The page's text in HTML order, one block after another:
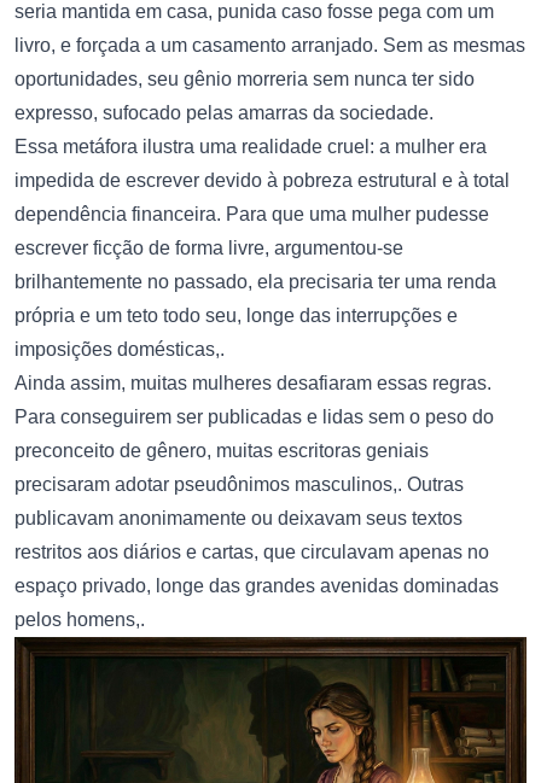
seria mantida em casa, punida caso fosse pega com um
livro, e forçada a um casamento arranjado. Sem as mesmas
oportunidades, seu gênio morreria sem nunca ter sido
expresso, sufocado pelas amarras da sociedade.
Essa metáfora ilustra uma realidade cruel: a mulher era
impedida de escrever devido à pobreza estrutural e à total
dependência financeira. Para que uma mulher pudesse
escrever ficção de forma livre, argumentou-se
brilhantemente no passado, ela precisaria ter uma renda
própria e um teto todo seu, longe das interrupções e
imposições domésticas,.
Ainda assim, muitas mulheres desafiaram essas regras.
Para conseguirem ser publicadas e lidas sem o peso do
preconceito de gênero, muitas escritoras geniais
precisaram adotar pseudônimos masculinos,. Outras
publicavam anonimamente ou deixavam seus textos
restritos aos diários e cartas, que circulavam apenas no
espaço privado, longe das grandes avenidas dominadas
pelos homens,.